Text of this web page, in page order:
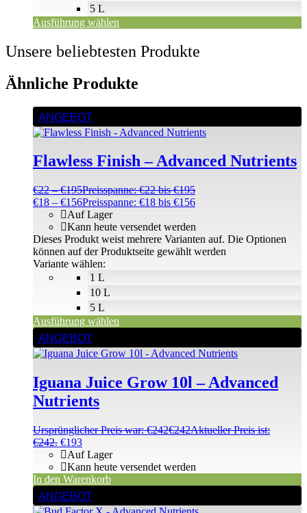
5 L
Ausführung wählen
Unsere beliebtesten Produkte
Ähnliche Produkte
ANGEBOT
Flawless Finish – Advanced Nutrients
€22 –€195Preisspanne: €22 bis €195
€18 – €156Preisspanne: €18 bis €156
1 L
10 L
5 L
Auf Lager
Kann heute versendet werden
Variante wählen:
Ausführung wählen
Dieses Produkt weist mehrere Varianten auf. Die Optionen
können auf der Produktseite gewählt werden
ANGEBOT
Iguana Juice Grow 10l – Advanced
Nutrients
Ursprünglicher Preis war: €242€242Aktueller Preis ist:
€242. €193
Auf Lager
Kann heute versendet werden
In den Warenkorb
ANGEBOT